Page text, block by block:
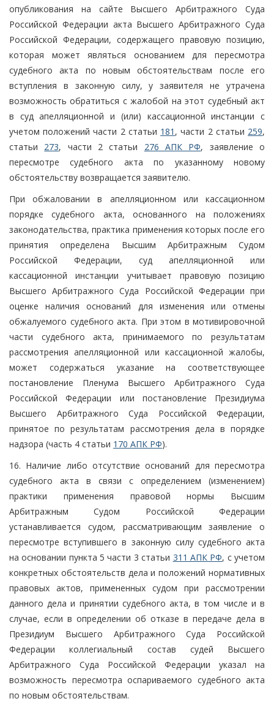
опубликования на сайте Высшего Арбитражного Суда
Российской Федерации акта Высшего Арбитражного Суда
Российской Федерации, содержащего правовую позицию,
которая может являться основанием для пересмотра
судебного акта по новым обстоятельствам после его
вступления в законную силу, у заявителя не утрачена
возможность обратиться с жалобой на этот судебный акт
в суд апелляционной и (или) кассационной инстанции с
учетом положений части 2 статьи 181 , части 2 статьи 259,
статьи 273, части 2 статьи 276 АПК РФ, заявление о
пересмотре судебного акта по указанному новому
обстоятельству возвращается заявителю.
При обжаловании в апелляционном или кассационном
порядке судебного акта, основанного на положениях
законодательства, практика применения которых после его
принятия определена Высшим Арбитражным Судом
Российской Федерации, суд апелляционной или
кассационной инстанции учитывает правовую позицию
Высшего Арбитражного Суда Российской Федерации при
оценке наличия оснований для изменения или отмены
обжалуемого судебного акта. При этом в мотивировочной
части судебного акта, принимаемого по результатам
рассмотрения апелляционной или кассационной жалобы,
может содержаться указание на соответствующее
постановление Пленума Высшего Арбитражного Суда
Российской Федерации или постановление Президиума
Высшего Арбитражного Суда Российской Федерации,
принятое по результатам рассмотрения дела в порядке
надзора (часть 4 статьи 170 АПК РФ).
16. Наличие либо отсутствие оснований для пересмотра
судебного акта в связи с определением (изменением)
практики применения правовой нормы Высшим
Арбитражным Судом Российской Федерации
устанавливается судом, рассматривающим заявление о
пересмотре вступившего в законную силу судебного акта
на основании пункта 5 части 3 статьи 311 АПК РФ, с учетом
конкретных обстоятельств дела и положений нормативных
правовых актов, примененных судом при рассмотрении
данного дела и принятии судебного акта, в том числе и в
случае, если в определении об отказе в передаче дела в
Президиум Высшего Арбитражного Суда Российской
Федерации коллегиальный состав судей Высшего
Арбитражного Суда Российской Федерации указал на
возможность пересмотра оспариваемого судебного акта
по новым обстоятельствам.